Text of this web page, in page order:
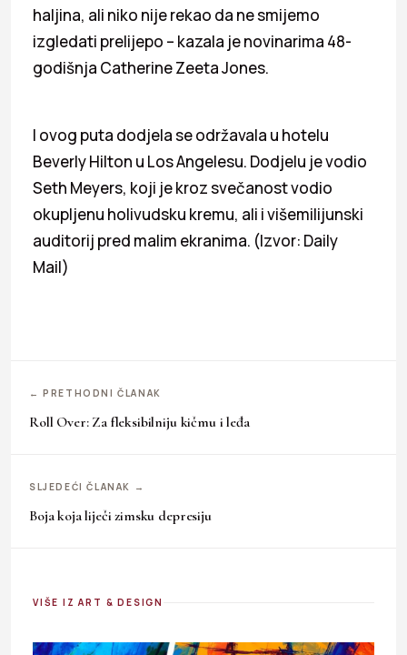
haljina, ali niko nije rekao da ne smijemo
izgledati prelijepo – kazala je novinarima 48-
godišnja Catherine Zeeta Jones.
I ovog puta dodjela se održavala u hotelu
Beverly Hilton u Los Angelesu. Dodjelu je vodio
Seth Meyers, koji je kroz svečanost vodio
okupljenu holivudsku kremu, ali i višemilijunski
auditorij pred malim ekranima. (Izvor: Daily
Mail)
← PRETHODNI ČLANAK
Roll Over: Za fleksibilniju kičmu i leđa
SLJEDEĆI ČLANAK →
Boja koja liječi zimsku depresiju
VIŠE IZ ART & DESIGN